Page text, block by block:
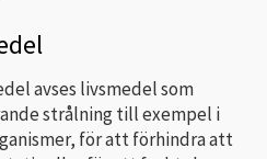
avses livsmedel som
strålning till exempel i
för att förhindra att